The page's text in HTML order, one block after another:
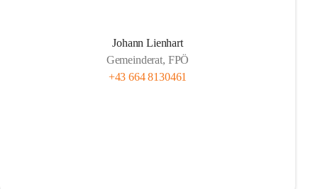
Johann Lienhart
Gemeinderat, FPÖ
+43 664 8130461